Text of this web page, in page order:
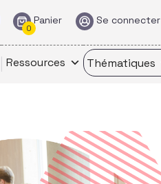
Panier
0
Se connecter
Ressources Thématiques